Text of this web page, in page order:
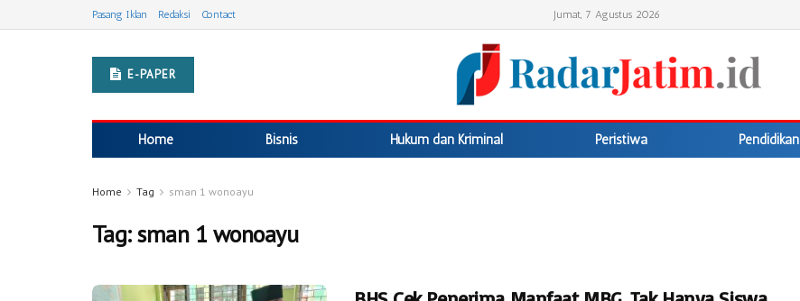
Pasang Iklan Redaksi Contact Jumat, 7 Agustus 2026
E-PAPER
Home Bisnis Hukum dan Kriminal Peristiwa Pendidikan
Home Tag sman 1 wonoayu
Tag:sman 1 wonoayu